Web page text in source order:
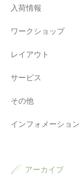
入荷情報
ワークショップ
レイアウト
サービス
その他
インフォメーション
アーカイブ